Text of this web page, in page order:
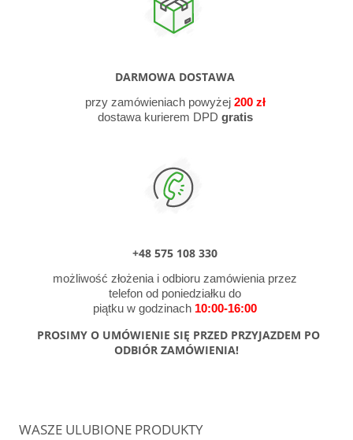
DARMOWA DOSTAWA
przy zamówieniach powyżej 200 zł
dostawa kurierem DPD gratis
+48 575 108 330
możliwość złożenia i odbioru zamówienia przez
telefon od poniedziałku do
piątku w godzinach 10:00-16:00
PROSIMY O UMÓWIENIE SIĘ PRZED PRZYJAZDEM PO
ODBIÓR ZAMÓWIENIA!
WASZE ULUBIONE PRODUKTY